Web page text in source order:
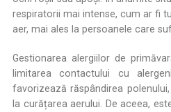
respiratorii mai intense, cum ar fi
aer, mai ales la persoanele care
Gestionarea alergiilor de
limitarea contactului cu
favorizează răspândirea
la curățarea aerului. De aceea,